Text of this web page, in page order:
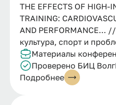
THE EFFECTS OF HIGH-
TRAINING:
AND PERFORMANCE...
культура, спорт и
Материалы
Проверено БИЦ
Подробнее